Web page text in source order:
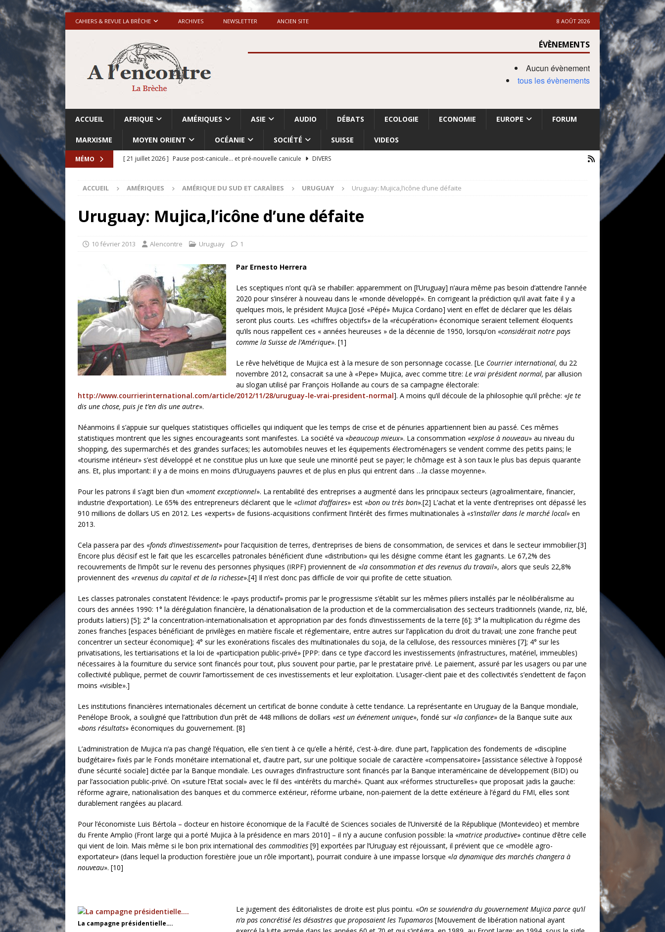
CAHIERS & REVUE LA BRÈCHE ARCHIVES NEWSLETTER ANCIEN SITE 8 AOÛT 2026
ÉVÈNEMENTS
Aucun évènement
tous les évènements
ACCUEIL AFRIQUE AMÉRIQUES ASIE AUDIO DÉBATS ECOLOGIE ECONOMIE EUROPE FORUM
MARXISME MOYEN ORIENT OCÉANIE SOCIÉTÉ SUISSE VIDEOS
MÉMO [ 21 juillet 2026 ] Pause post-canicule… et pré-nouvelle canicule
DIVERS
[ 18 juillet 2026 ]
Israël-Palestine. «Accentuation du nettoyage ethnique en Cisjordanie et à Gaza
avant les élections du 27 octobre»
ISRAËL
[ 17 juillet 2026 ]
«Le discours de Trump sur la “fraude électorale” était une blague de mauvais
goût… et une menace»
ETATS-UNIS
[ 14 juin 2020 ]
Brésil. Les vies noires comptent: l’urgence de la démilitarisation de la Police militaire
* LA UNE
ACCUEIL AMÉRIQUES AMÉRIQUE DU SUD ET CARAÏBES URUGUAY Uruguay: Mujica,l’icône d’une défaite
Uruguay: Mujica,l’icône d’une défaite
10 février 2013 Alencontre Uruguay 1
Par Ernesto Herrera
Les sceptiques n’ont qu’à se rhabiller: apparemment on [l’Uruguay] n’aura même pas besoin d’attendre l’année
2020 pour s’insérer à nouveau dans le «monde développé». En corrigeant la prédiction qu’il avait faite il y a
quelques mois, le président Mujica [José «Pépé» Mujica Cordano] vient en effet de déclarer que les délais
seront plus courts. Les «chiffres objectifs» de la «récupération» économique seraient tellement éloquents
qu’ils nous rappellent ces « années heureuses » de la décennie de 1950, lorsqu’on «considérait notre pays
comme la Suisse de l’Amérique». [1]
Le rêve helvétique de Mujica est à la mesure de son personnage cocasse. [Le Courrier international, du 22
novembre 2012, consacrait sa une à «Pepe» Mujica, avec comme titre: Le vrai président normal, par allusion
au slogan utilisé par François Hollande au cours de sa campagne électorale:
http://www.courrierinternational.com/article/2012/11/28/uruguay-le-vrai-president-normal]. A moins qu’il découle de la philosophie qu’il prêche: «Je te
dis une chose, puis je t’en dis une autre».
Néanmoins il s’appuie sur quelques statistiques officielles qui indiquent que les temps de crise et de pénuries appartiennent bien au passé. Ces mêmes
statistiques montrent que les signes encourageants sont manifestes. La société va «beaucoup mieux». La consommation «explose à nouveau» au niveau du
shopping, des supermarchés et des grandes surfaces; les automobiles neuves et les équipements électroménagers se vendent comme des petits pains; le
«tourisme intérieur» s’est développé et ne constitue plus un luxe que seule une minorité peut se payer; le chômage est à son taux le plus bas depuis quarante
ans. Et, plus important: il y a de moins en moins d’Uruguayens pauvres et de plus en plus qui entrent dans …la classe moyenne».
Pour les patrons il s’agit bien d’un «moment exceptionnel». La rentabilité des entreprises a augmenté dans les principaux secteurs (agroalimentaire, financier,
industrie d’exportation). Le 65% des entrepreneurs déclarent que le «climat d’affaires» est «bon ou très bon».[2] L’achat et la vente d’entreprises ont dépassé les
910 millions de dollars US en 2012. Les «experts» de fusions-acquisitions confirment l’intérêt des firmes multinationales à «s’installer dans le marché local» en
2013.
Cela passera par des «fonds d’investissement» pour l’acquisition de terres, d’entreprises de biens de consommation, de services et dans le secteur immobilier.[3]
Encore plus décisif est le fait que les escarcelles patronales bénéficient d’une «distribution» qui les désigne comme étant les gagnants. Le 67,2% des
recouvrements de l’impôt sur le revenu des personnes physiques (IRPF) proviennent de «la consommation et des revenus du travail», alors que seuls 22,8%
proviennent des «revenus du capital et de la richesse».[4] Il n’est donc pas difficile de voir qui profite de cette situation.
Les classes patronales constatent l’évidence: le «pays productif» promis par le progressisme s’établit sur les mêmes piliers installés par le néolibéralisme au
cours des années 1990: 1° la dérégulation financière, la dénationalisation de la production et de la commercialisation des secteurs traditionnels (viande, riz, blé,
produits laitiers) [5]; 2° la concentration-internationalisation et appropriation par des fonds d’investissements de la terre [6]; 3° la multiplication du régime des
zones franches [espaces bénéficiant de privilèges en matière fiscale et réglementaire, entre autres sur l’application du droit du travail; une zone franche peut
concentrer un secteur économique]; 4° sur les exonérations fiscales des multinationales du soja, de la cellulose, des ressources minières [7]; 4° sur les
privatisations, les tertiarisations et la loi de «participation public-privé» [PPP: dans ce type d’accord les investissements (infrastructures, matériel, immeubles)
nécessaires à la fourniture du service sont financés pour tout, plus souvent pour partie, par le prestataire privé. Le paiement, assuré par les usagers ou par une
collectivité publique, permet de couvrir l’amortissement de ces investissements et leur exploitation. L’usager-client paie et des collectivités s’endettent de façon
moins «visible».]
Les institutions financières internationales décernent un certificat de bonne conduite à cette tendance. La représentante en Uruguay de la Banque mondiale,
Penélope Brook, a souligné que l’attribution d’un prêt de 448 millions de dollars «est un événement unique», fondé sur «la confiance» de la Banque suite aux
«bons résultats» économiques du gouvernement. [8]
L’administration de Mujica n’a pas changé l’équation, elle s’en tient à ce qu’elle a hérité, c’est-à-dire. d’une part, l’application des fondements de «discipline
budgétaire» fixés par le Fonds monétaire international et, d’autre part, sur une politique sociale de caractère «compensatoire» [assistance sélective à l’opposé
d’une sécurité sociale] dictée par la Banque mondiale. Les ouvrages d’infrastructure sont financés par la Banque interaméricaine de développement (BID) ou
par l’association public-privé. On «suture l’Etat social» avec le fil des «intérêts du marché». Quant aux «réformes structurelles» que proposait jadis la gauche:
réforme agraire, nationalisation des banques et du commerce extérieur, réforme urbaine, non-paiement de la dette extérieure à l’égard du FMI, elles sont
durablement rangées au placard.
Pour l’économiste Luis Bértola – docteur en histoire économique de la Faculté de Sciences sociales de l’Université de la République (Montevideo) et membre
du Frente Amplio (Front large qui a porté Mujica à la présidence en mars 2010] – il n’y a aucune confusion possible: la «matrice productive» continue d’être celle
qui vient de loin. Mais même si le bon prix international des commodities [9] exportées par l’Uruguay est réjouissant, il prévient que ce «modèle agro-
exportateur» (dans lequel la production forestière joue un rôle important), pourrait conduire à une impasse lorsque «la dynamique des marchés changera à
nouveau». [10]
La campagne présidentielle….
Le jugement des éditorialistes de droite est plus pointu. «On se souviendra du gouvernement Mujica parce qu’il
n’a pas concrétisé les désastres que proposaient les Tupamaros [Mouvement de libération national ayant